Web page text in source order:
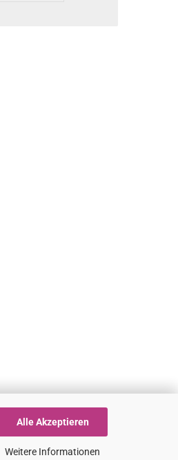
Alle Akzeptieren
Weitere Informationen